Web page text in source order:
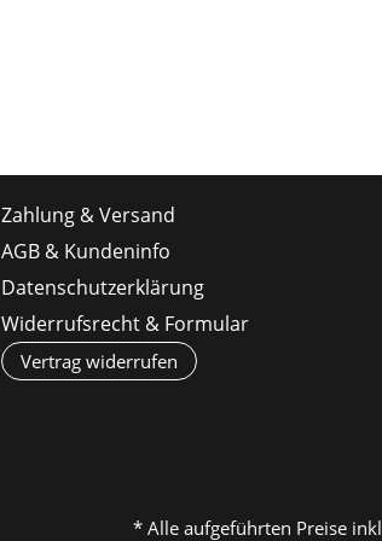
Zahlung & Versand
AGB & Kundeninfo
Datenschutzerklärung
Widerrufsrecht & Formular
Vertrag widerrufen
* Alle aufgeführten Preise